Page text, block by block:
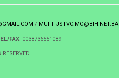
/ MUFTIJSTVO.MO@BIH.NET.BA
FAX: 0038736551089